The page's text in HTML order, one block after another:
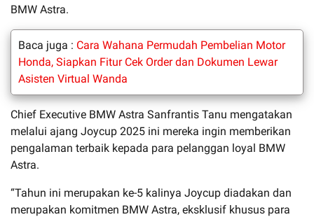
BMW Astra.
Baca juga : Cara Wahana Permudah Pembelian Motor
Honda, Siapkan Fitur Cek Order dan Dokumen Lewar
Asisten Virtual Wanda
Chief Executive BMW Astra Sanfrantis Tanu mengatakan
melalui ajang Joycup 2025 ini mereka ingin memberikan
pengalaman terbaik kepada para pelanggan loyal BMW
Astra.
“Tahun ini merupakan ke-5 kalinya Joycup diadakan dan
merupakan komitmen BMW Astra, eksklusif khusus para